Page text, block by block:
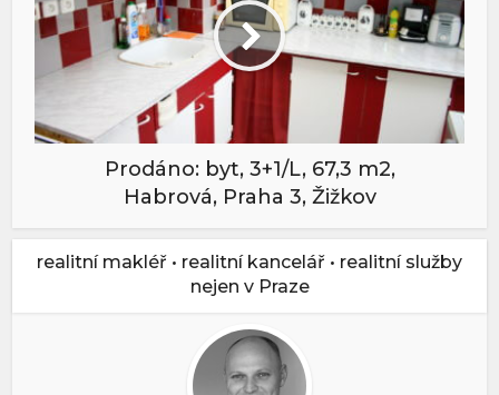
Prodáno: byt, 3+1/L, 67,3 m2,
Habrová, Praha 3, Žižkov
realitní makléř • realitní kancelář • realitní služby
nejen v Praze